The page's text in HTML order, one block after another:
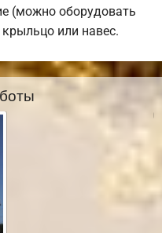
(можно оборудовать
или навес.